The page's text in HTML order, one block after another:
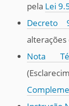
pela Lei
Decreto
alterações
Nota